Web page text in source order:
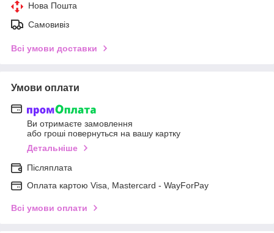
Нова Пошта
Самовивіз
Всі умови доставки
Умови оплати
Ви отримаєте замовлення
або гроші повернуться на вашу картку
Детальніше
Післяплата
Оплата картою Visa, Mastercard - WayForPay
Всі умови оплати